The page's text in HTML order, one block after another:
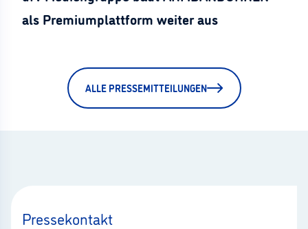
als Premiumplattform weiter aus
ALLE PRESSEMITTEILUNGEN
Pressekontakt